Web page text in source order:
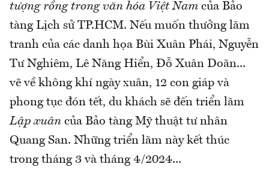
tượng rồng trong văn hóa Việt Nam của Bảo
tàng Lịch sử TP.HCM. Nếu muốn thưởng lãm
tranh của các danh họa Bùi Xuân Phái, Nguyễn
Tư Nghiêm, Lê Năng Hiển, Đỗ Xuân Doãn...
vẽ về không khí ngày xuân, 12 con giáp và
phong tục đón tết, du khách sẽ đến triển lãm
Lập xuân của Bảo tàng Mỹ thuật tư nhân
Quang San. Những triển lãm này kết thúc
trong tháng 3 và tháng 4/2024...